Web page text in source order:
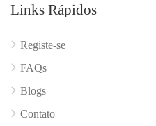
Links Rápidos
Registe-se
FAQs
Blogs
Contato